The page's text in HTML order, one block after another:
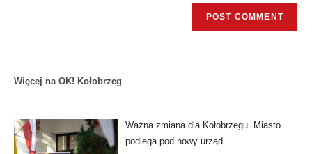
Więcej na OK! Kołobrzeg
Ważna zmiana dla Kołobrzegu. Miasto
podlega pod nowy urząd